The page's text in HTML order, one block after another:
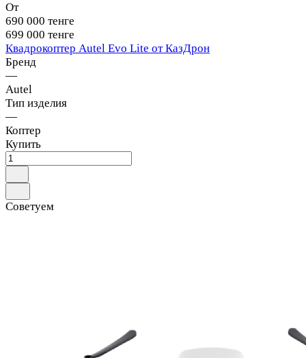
От
690 000 тенге
699 000 тенге
Квадрокоптер Autel Evo Lite от КазДрон
Бренд
—
Autel
Тип изделия
—
Коптер
Купить
Советуем